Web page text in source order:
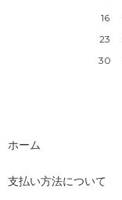
16
23
30
ホーム
支払い方法について